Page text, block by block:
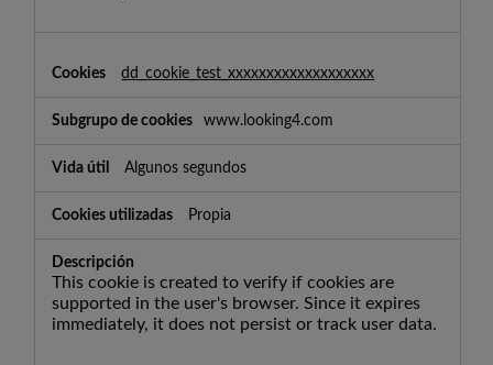
dd_cookie_test_xxxxxxxxxxxxxxxxxxx
www.looking4.com
Algunos segundos
Propia
This cookie is created to verify if cookies are
supported in the user's browser. Since it expires
immediately, it does not persist or track user data.